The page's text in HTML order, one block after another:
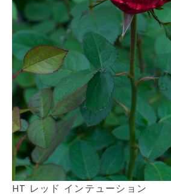
HT レッド インテューション